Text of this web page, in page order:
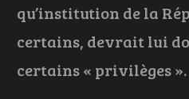
qu’institution de la
certains, devrait lui
certains « privilèges ».